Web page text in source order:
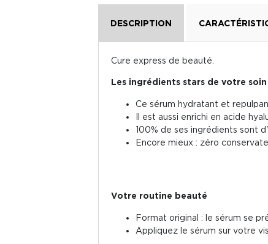
DESCRIPTION
Cure express de beauté.
Les ingrédients stars de votre soin
Ce sérum hydratant et
Il est aussi enrichi en acide
100% de ses ingrédients sont
Encore mieux : zéro
Votre routine beauté
Format original : le sérum se
Appliquez le sérum sur votre